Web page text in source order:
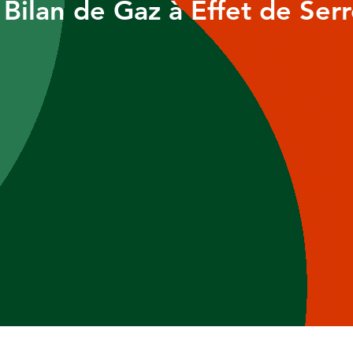
de Gaz à Effet de